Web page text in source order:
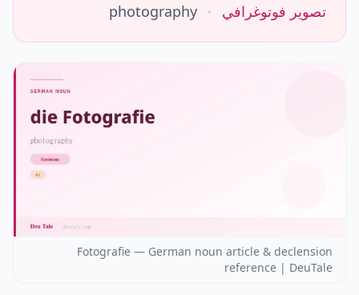
تصوير فوتوغرافي ·
photography
Fotografie — German noun article & declension
reference | DeuTale